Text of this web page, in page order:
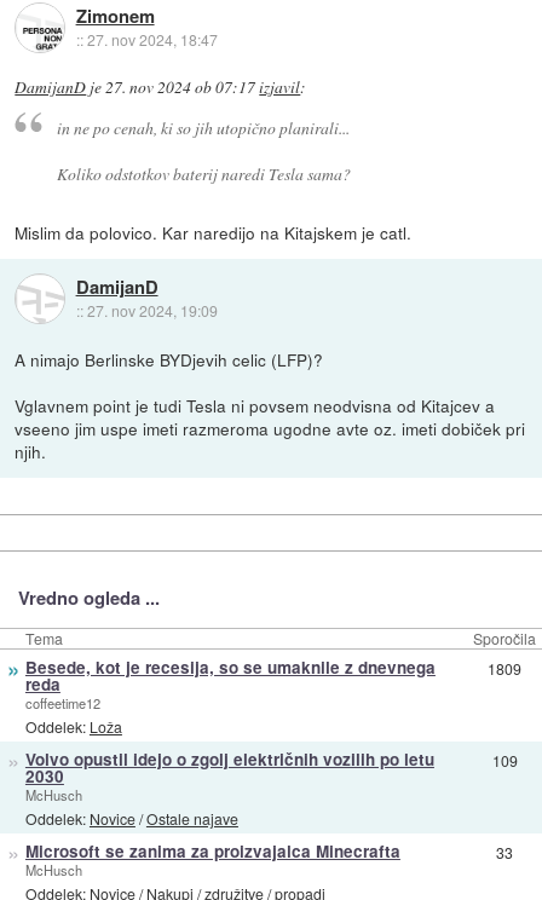
Zimonem
::27. nov 2024, 18:47
DamijanD je27. nov 2024 ob 07:17izjavil:
in ne po cenah, ki so jih utopično planirali...
Koliko odstotkov baterij naredi Tesla sama?
Mislim da polovico. Kar naredijo na Kitajskem je catl.
DamijanD
::27. nov 2024, 19:09
A nimajo Berlinske BYDjevih celic (LFP)?
Vglavnem point je tudi Tesla ni povsem neodvisna od Kitajcev a
vseeno jim uspe imeti razmeroma ugodne avte oz. imeti dobiček pri
njih.
Vredno ogleda ...
Tema Sporočila
» Besede, kot je recesija, so se umaknile z dnevnega
reda
coffeetime12
Oddelek: Loža
1809
» Volvo opustil idejo o zgolj električnih vozilih po letu
2030
McHusch
Oddelek: Novice/Ostale najave
109
» Microsoft se zanima za proizvajalca Minecrafta
McHusch
Oddelek: Novice/Nakupi / združitve / propadi
33